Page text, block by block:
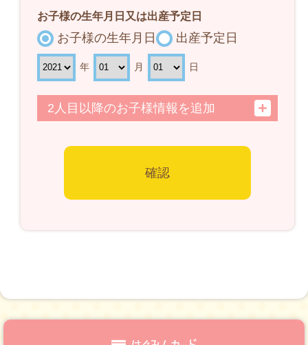
お子様の生年月日又は出産予定日
お子様の生年月日 出産予定日
年 月 日
2人目以降のお子様情報を追加
確認